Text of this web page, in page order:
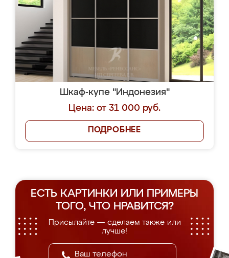
Шкаф-купе "Индонезия"
Цена: от 31 000 руб.
ПОДРОБНЕЕ
ЕСТЬ КАРТИНКИ ИЛИ ПРИМЕРЫ
ТОГО, ЧТО НРАВИТСЯ?
Присылайте — сделаем также или
лучше!